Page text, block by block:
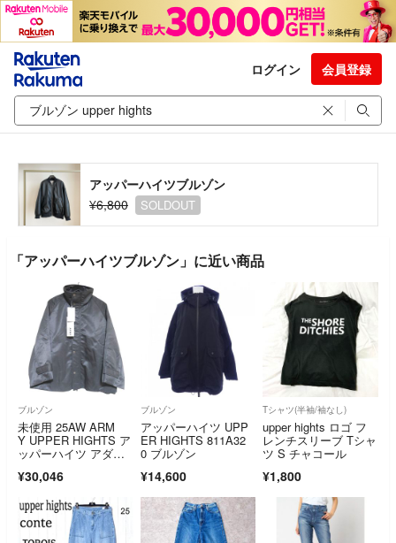
ログイン 会員登録
アッパーハイツブルゾン
¥6,800
SOLDOUT
「アッパーハイツブルゾン」に近い商品
ブルゾン
未使用 25AW ARM
Y UPPER HIGHTS ア
ッパーハイツ アダム
NCH オーバーサイ
ジャケット F グレ
ー レディース 古着 中
古 USED
¥30,046
ブルゾン
アッパーハイツ UPP
ER HIGHTS 811A32
0 ブルゾン
¥14,600
Tシャツ(半袖/袖なし)
upper hights ロゴ フ
レンチスリーブ Tシャ
ツ S チャコール
¥1,800